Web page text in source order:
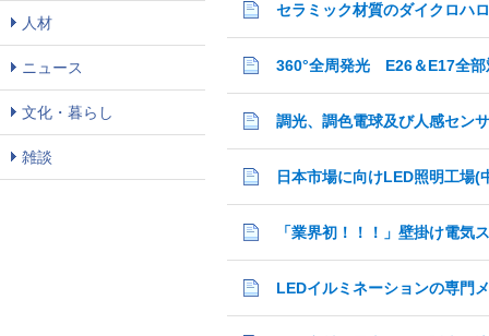
人材
ニュース
文化・暮らし
雑談
セラミック材質のダイクロハ
360°全周発光 E26＆E17全部
調光、調色電球及び人感セン
日本市場に向けLED照明工場(
LEDイルミネーションの専門